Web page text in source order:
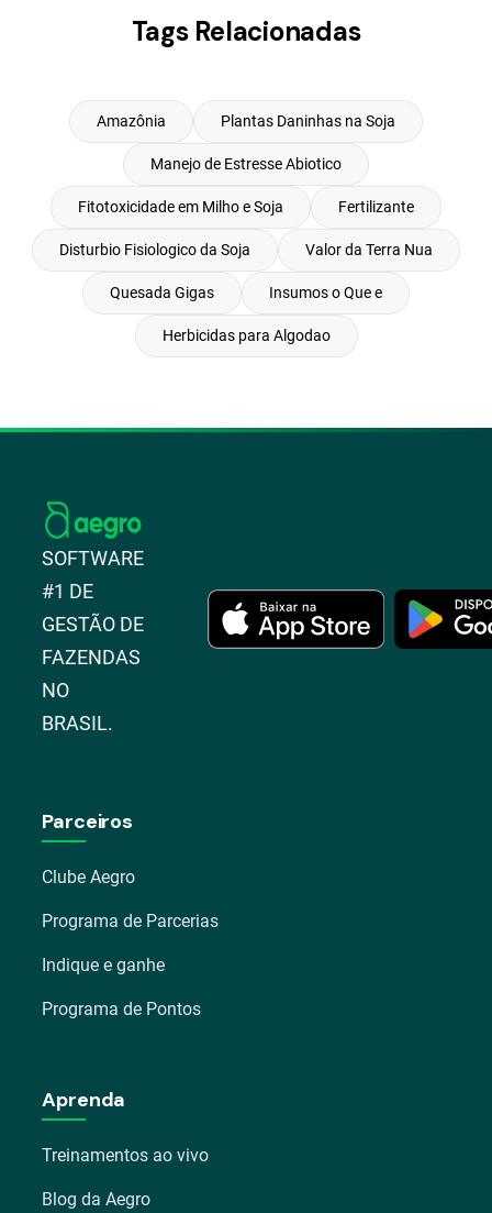
Tags Relacionadas
Amazônia Plantas Daninhas na Soja
Manejo de Estresse Abiotico
Fitotoxicidade em Milho e Soja Fertilizante
Disturbio Fisiologico da Soja Valor da Terra Nua
Quesada Gigas Insumos o Que e
Herbicidas para Algodao
SOFTWARE
#1 DE
GESTÃO DE
FAZENDAS
NO
BRASIL.
Parceiros
Clube Aegro
Programa de Parcerias
Indique e ganhe
Programa de Pontos
Aprenda
Treinamentos ao vivo
Blog da Aegro